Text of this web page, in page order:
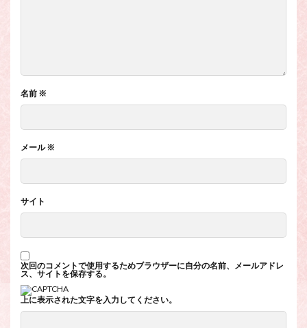
名前 ※
メール※
サイト
次回のコメントで使用するためブラウザーに自分の名前、メールアドレ
ス、サイトを保存する。
上に表示された文字を入力してください。